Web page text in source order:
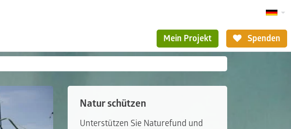
Mein Projekt Spenden
Natur schützen
Unterstützen Sie Naturefund und